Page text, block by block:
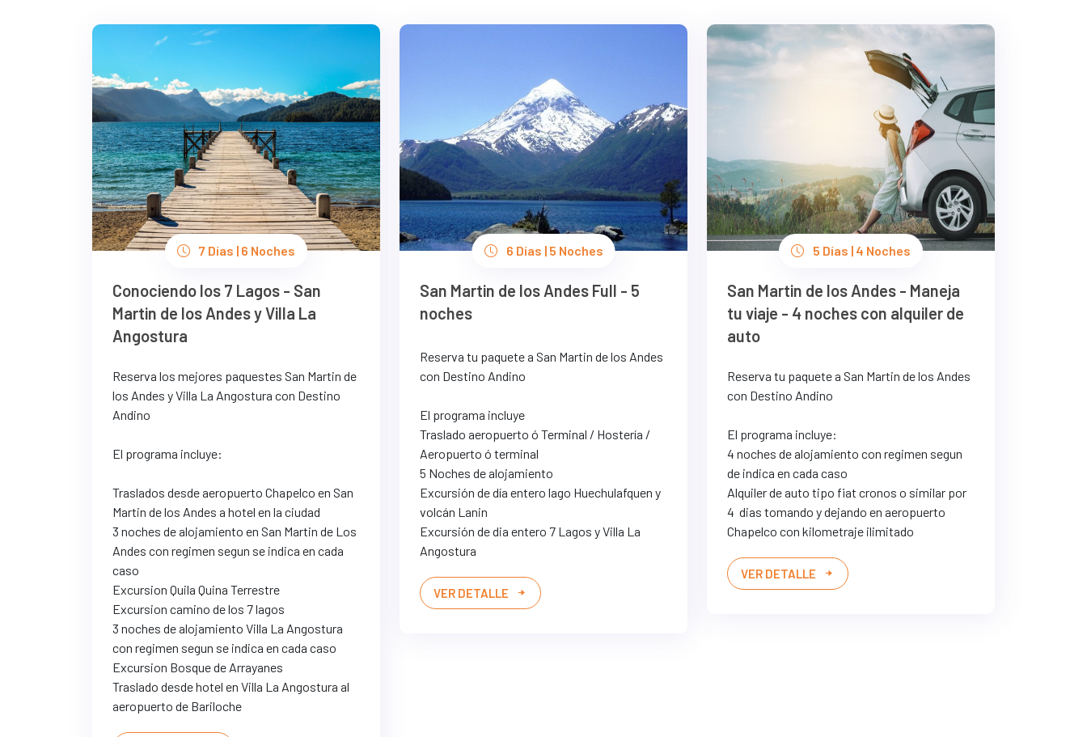
7 Días | 6 Noches
Conociendo los 7 Lagos - San
Martin de los Andes y Villa La
Angostura
Reserva los mejores paquestes San Martin de
los Andes y Villa La Angostura con Destino
Andino
El programa incluye:
Traslados desde aeropuerto Chapelco en San
Martin de los Andes a hotel en la ciudad
3 noches de alojamiento en San Martin de Los
Andes con regimen segun se indica en cada
caso
Excursion Quila Quina Terrestre
Excursion camino de los 7 lagos
3 noches de alojamiento Villa La Angostura
con regimen segun se indica en cada caso
Excursion Bosque de Arrayanes
Traslado desde hotel en Villa La Angostura al
aeropuerto de Bariloche
6 Días | 5 Noches
San Martin de los Andes Full - 5
noches
Reserva tu paquete a San Martin de los Andes
con Destino Andino
El programa incluye
Traslado aeropuerto ó Terminal / Hostería /
Aeropuerto ó terminal
5 Noches de alojamiento
Excursión de día entero lago Huechulafquen y
volcán Lanin
Excursión de dia entero 7 Lagos y Villa La
Angostura
VER DETALLE
5 Días | 4 Noches
San Martin de los Andes - Maneja
tu viaje - 4 noches con alquiler de
auto
Reserva tu paquete a San Martin de los Andes
con Destino Andino
El programa incluye:
4 noches de alojamiento con regimen segun
de indica en cada caso
Alquiler de auto tipo fiat cronos o similar por
4 dias tomando y dejando en aeropuerto
Chapelco con kilometraje ilimitado
VER DETALLE